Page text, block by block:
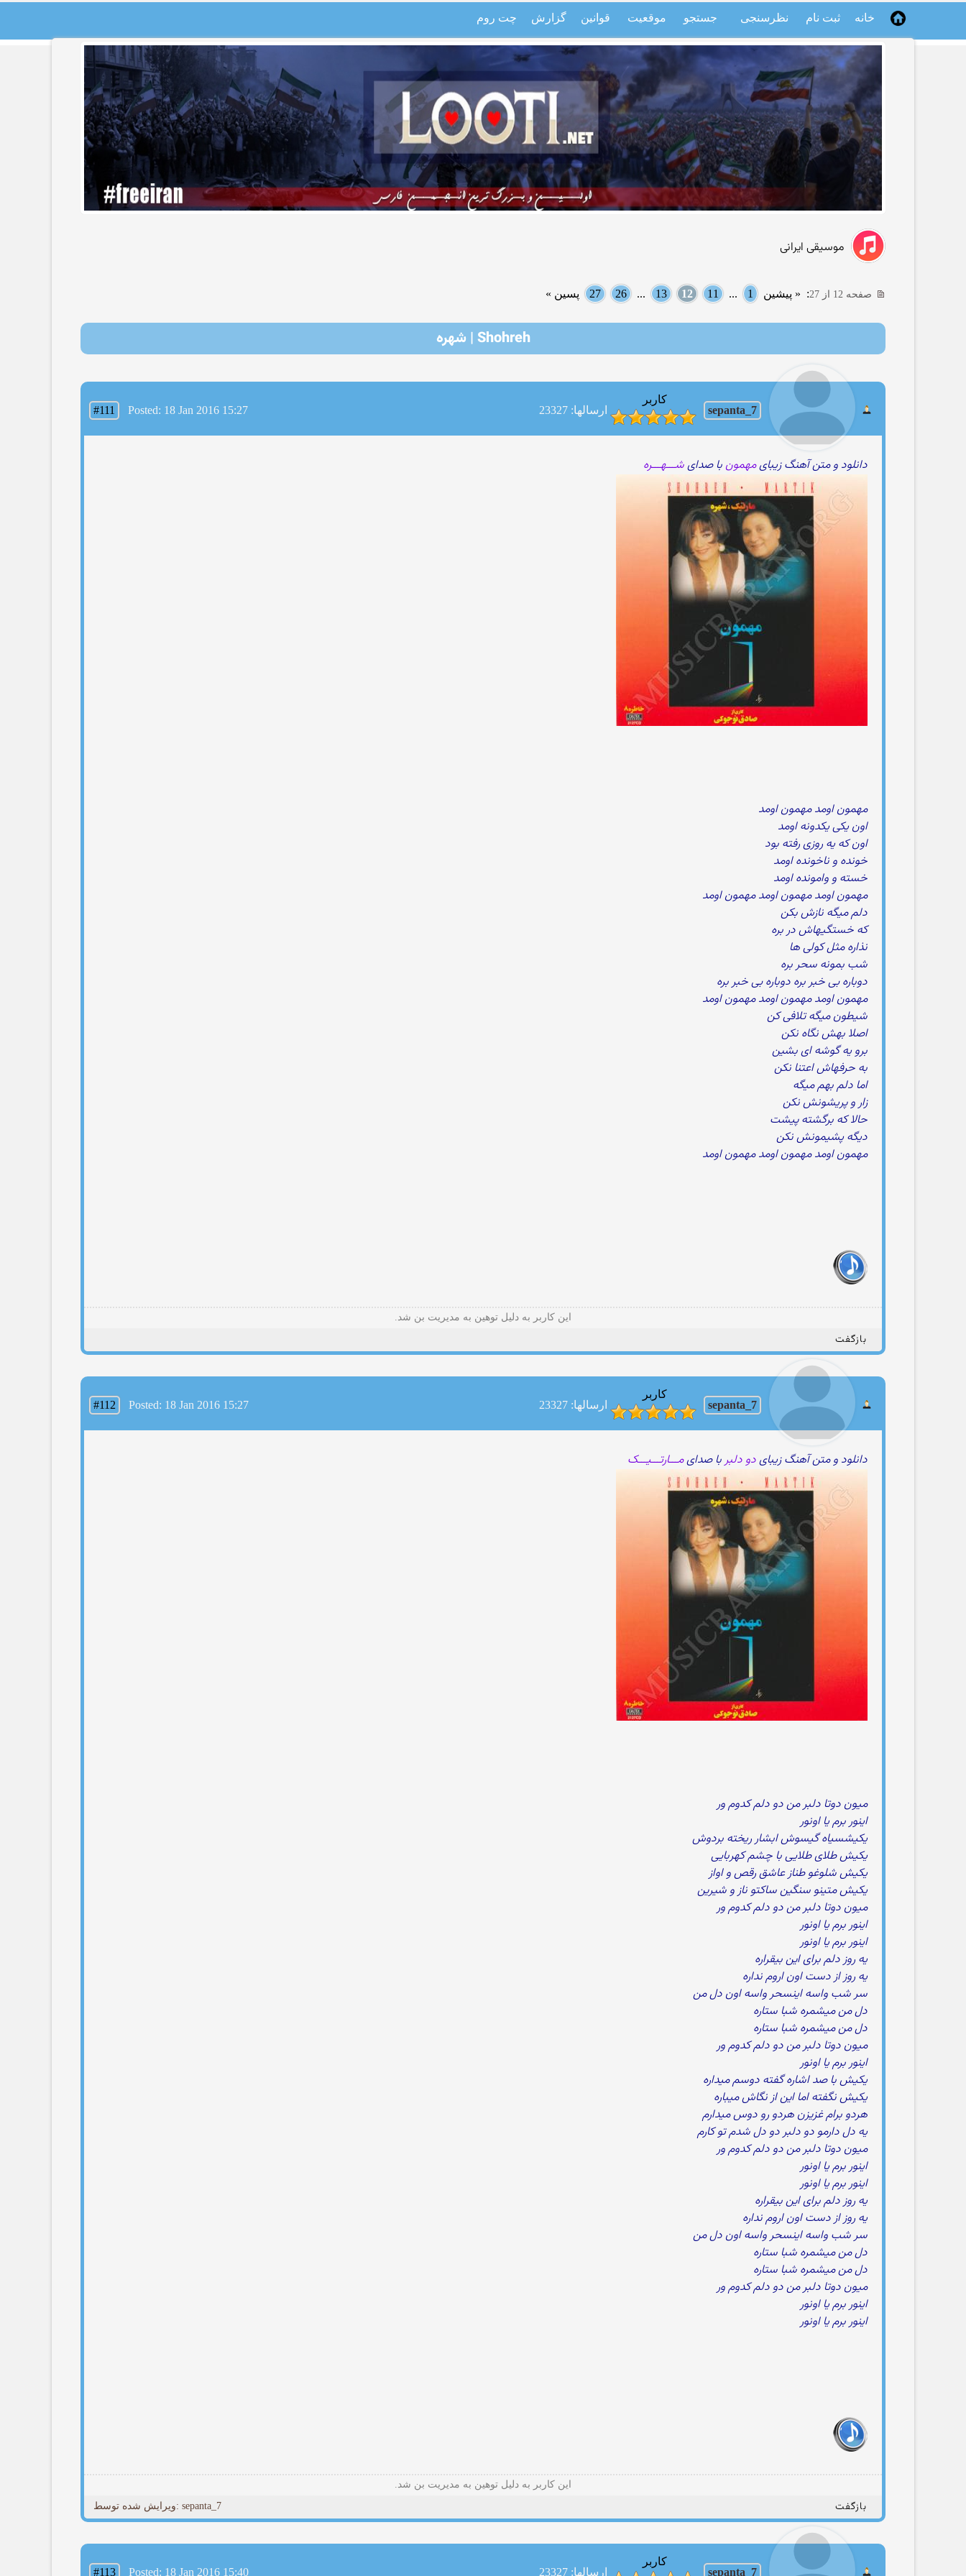
خانه ثبت نام نظرسنجی جستجو موقعیت قوانین گزارش چت روم
موسیقی ایرانی
صفحه 12 از 27 : « پیشین 1
...
11
12
13
...
26
27 پسین »
Shohreh | شهره
sepanta_7
کاربر
ارسالها: 23327
#111 Posted: 18 Jan 2016 15:27
دانلود و متن آهنگ زیبایمهمون با صدایشـــهـــره
مهمون اومد مهمون اومد
اون یکی یکدونه اومد
اون که یه روزی رفته بود
خونده و ناخونده اومد
خسته و وامونده اومد
مهمون اومد مهمون اومد مهمون اومد
دلم میگه نازش بکن
که خستگیهاش در بره
نذاره مثل کولی ها
شب بمونه سحر بره
دوباره بی خبر بره دوباره بی خبر بره
مهمون اومد مهمون اومد مهمون اومد
شیطون میگه تلافی کن
اصلا بهش نگاه نکن
برو یه گوشه ای بشین
به حرفهاش اعتنا نکن
اما دلم بهم میگه
زار و پریشونش نکن
حالا که برگشته پیشت
دیگه پشیمونش نکن
مهمون اومد مهمون اومد مهمون اومد
این کاربر به دلیل توهین به مدیریت بن شد.
بازگفت
sepanta_7
کاربر
ارسالها: 23327
#112 Posted: 18 Jan 2016 15:27
دانلود و متن آهنگ زیبایدو دلبربا صدایمـــارتـــیـــک
میون دوتا دلبر من دو دلم کدوم ور
اینور برم یا اونور
یکیشسیاه گیسوش ابشار ریخته بردوش
یکیش طلای طلایی با چشم کهربایی
یکیش شلوغو طناز عاشق رقص و اواز
یکیش متینو سنگین ساکتو ناز و شیرین
میون دوتا دلبر من دو دلم کدوم ور
اینور برم یا اونور
اینور برم یا اونور
یه روز دلم برای این بیقراره
یه روز از دست اون اروم نداره
سر شب واسه اینسحر واسه اون دل من
دل من میشمره شبا ستاره
دل من میشمره شبا ستاره
میون دوتا دلبر من دو دلم کدوم ور
اینور برم یا اونور
یکیش با صد اشاره گفته دوسم میداره
یکیش نگفته اما این از نگاش میباره
هردو برام غزیزن هردو رو دوس میدارم
یه دل دارمو دو دلبر دو دل شدم تو کارم
میون دوتا دلبر من دو دلم کدوم ور
اینور برم یا اونور
اینور برم یا اونور
یه روز دلم برای این بیقراره
یه روز از دست اون اروم نداره
سر شب واسه اینسحر واسه اون دل من
دل من میشمره شبا ستاره
دل من میشمره شبا ستاره
میون دوتا دلبر من دو دلم کدوم ور
اینور برم یا اونور
اینور برم یا اونور
این کاربر به دلیل توهین به مدیریت بن شد.
بازگفت ویرایش شده توسط: sepanta_7
sepanta_7
کاربر
ارسالها: 23327
#113 Posted: 18 Jan 2016 15:40